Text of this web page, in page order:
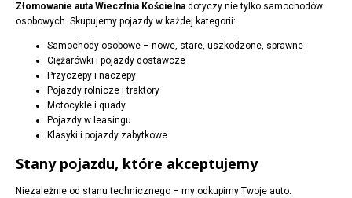
Złomowanie auta Wieczfnia Kościelna dotyczy nie tylko samochodów
osobowych. Skupujemy pojazdy w każdej kategorii:
Samochody osobowe – nowe, stare, uszkodzone, sprawne
Ciężarówki i pojazdy dostawcze
Przyczepy i naczepy
Pojazdy rolnicze i traktory
Motocykle i quady
Pojazdy w leasingu
Klasyki i pojazdy zabytkowe
Stany pojazdu, które akceptujemy
Niezależnie od stanu technicznego – my odkupimy Twoje auto.